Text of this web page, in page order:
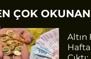
ÇOK
Altın